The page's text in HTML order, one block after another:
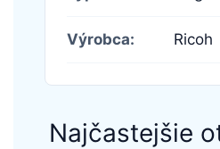
Výrobca: Ricoh
Najčastejšie